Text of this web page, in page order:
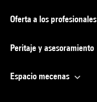
Oferta a los profesionales
Peritaje y asesoramiento
Espacio mecenas